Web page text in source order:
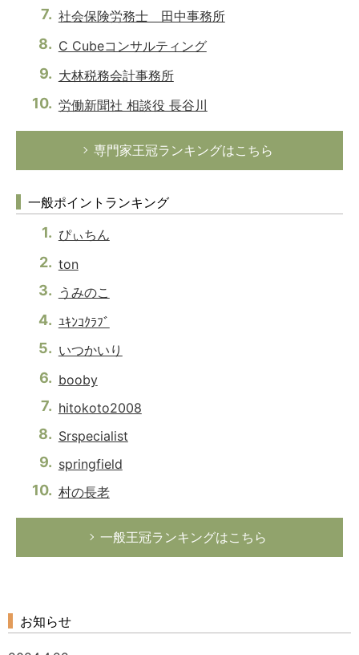
社会保険労務士 田中事務所
C Cubeコンサルティング
大林税務会計事務所
労働新聞社 相談役 長谷川
専門家王冠ランキングはこちら
一般ポイントランキング
ぴぃちん
ton
うみのこ
ﾕｷﾝｺｸﾗﾌﾞ
いつかいり
booby
hitokoto2008
Srspecialist
springfield
村の長老
一般王冠ランキングはこちら
お知らせ